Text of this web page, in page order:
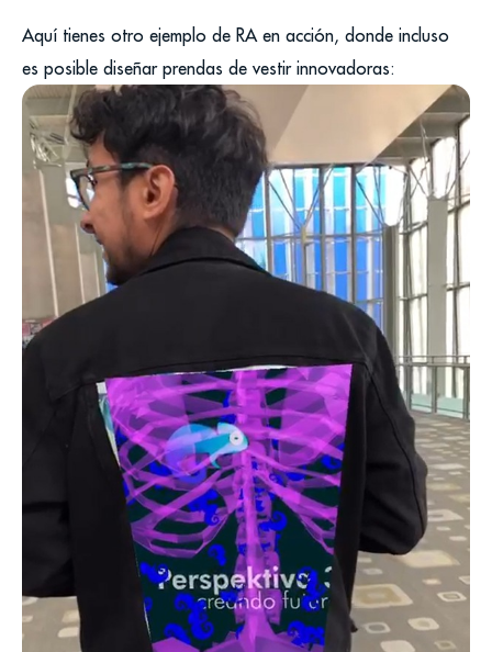
Aquí tienes otro ejemplo de RA en acción, donde incluso
es posible diseñar prendas de vestir innovadoras: